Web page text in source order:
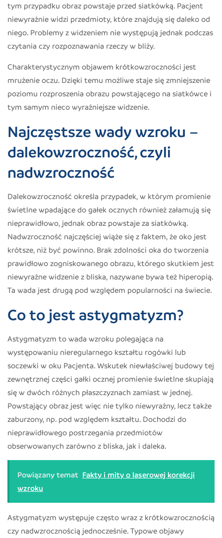
tym przypadku obraz powstaje przed siatkówką. Pacjent
niewyraźnie widzi przedmioty, które znajdują się daleko od
niego. Problemy z widzeniem nie występują jednak podczas
czytania czy rozpoznawania rzeczy w bliży.
Charakterystycznym objawem krótkowzroczności jest
mrużenie oczu. Dzięki temu możliwe staje się zmniejszenie
poziomu rozproszenia obrazu powstającego na siatkówce i
tym samym nieco wyraźniejsze widzenie.
Najczęstsze wady wzroku –
dalekowzroczność, czyli
nadwzroczność
Dalekowzroczność określa przypadek, w którym promienie
świetlne wpadające do gałek ocznych również załamują się
nieprawidłowo, jednak obraz powstaje za siatkówką.
Nadwzroczność najczęściej wiąże się z faktem, że oko jest
krótsze, niż być powinno. Brak zdolności oka do tworzenia
prawidłowo zogniskowanego obrazu, którego skutkiem jest
niewyraźne widzenie z bliska, nazywane bywa też hiperopią.
Ta wada jest drugą pod względem popularności na świecie.
Co to jest astygmatyzm?
Astygmatyzm to wada wzroku polegająca na
występowaniu nieregularnego kształtu rogówki lub
soczewki w oku Pacjenta. Wskutek niewłaściwej budowy tej
zewnętrznej części gałki ocznej promienie świetlne skupiają
się w dwóch różnych płaszczyznach zamiast w jednej.
Powstający obraz jest więc nie tylko niewyraźny, lecz także
zaburzony, np. pod względem kształtu. Dochodzi do
nieprawidłowego postrzegania przedmiotów
obserwowanych zarówno z bliska, jak i daleka.
Powiązany temat Fakty i mity o laserowej korekcji
wzroku
Astygmatyzm występuje często wraz z krótkowzrocznością
czy nadwzrocznością jednocześnie. Typowe objawy